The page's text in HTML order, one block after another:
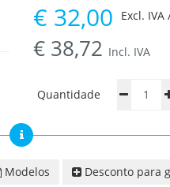
€ 32,00
€ 38,72 Incl. IVA
Excl. IVA
Quantidade
Modelos Desconto para